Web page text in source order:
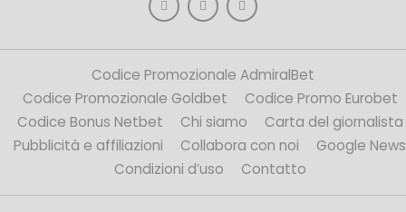
Codice Promozionale AdmiralBet
Codice Promozionale Goldbet
Codice Promo Eurobet
Codice Bonus Netbet
Chi siamo
Carta del giornalista
Pubblicità e affiliazioni
Collabora con noi
Google News
Condizioni d’uso
Contatto